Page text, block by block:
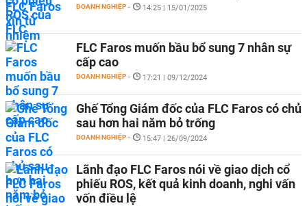
DOANH NGHIỆP - 14:25 | 15/01/2025
FLC Faros muốn bầu bổ sung 7 nhân sự
cấp cao
DOANH NGHIỆP - 17:21 | 09/12/2024
Ghế Tổng Giám đốc của FLC Faros có chủ
sau hơn hai năm bỏ trống
DOANH NGHIỆP - 15:47 | 26/09/2024
Lãnh đạo FLC Faros nói về giao dịch cổ
phiếu ROS, kết quả kinh doanh, nghi vấn
vốn điều lệ